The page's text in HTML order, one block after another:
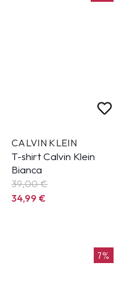
CALVIN KLEIN
T-shirt Calvin Klein
Bianca
39,00 €
34,99€
7%